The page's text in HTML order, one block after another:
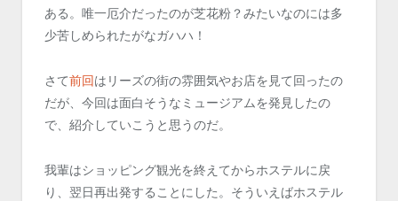
ある。唯一厄介だったのが芝花粉？みたいなのには多
少苦しめられたがなガハハ！
さて前回はリーズの街の雰囲気やお店を見て回ったの
だが、今回は面白そうなミュージアムを発見したの
で、紹介していこうと思うのだ。
我輩はショッピング観光を終えてからホステルに戻
り、翌日再出発することにした。そういえばホステル